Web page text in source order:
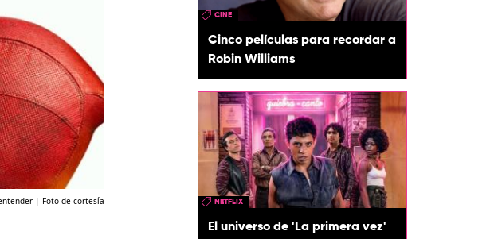
| Foto de cortesía
CINE
Cinco películas para recordar a
Robin Williams
NETFLIX
El universo de 'La primera vez'